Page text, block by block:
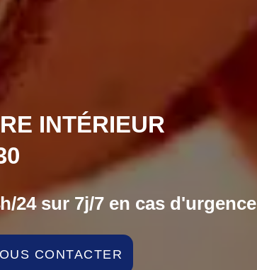
INTÉRIEUR
24 sur 7j/7 en cas d'urgence
CONTACTER